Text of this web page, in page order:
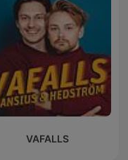
VAFALLS